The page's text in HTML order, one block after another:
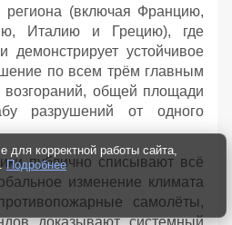
региона (включая Францию,
Италию и Грецию), где
демонстрирует устойчивое
по всем трём главным
возгораний, общей площади
разрушений от одного
публично списывают всё
изменение климата
самолёты,
доказывают системный
корректной работы сайта,
Подробнее